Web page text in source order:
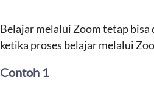
Belajar melalui Zoom tetap bisa
ketika proses belajar melalui
Contoh 1